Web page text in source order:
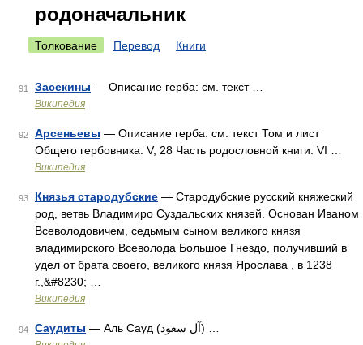
родоначальник
Толкование Перевод Книги
91 Засекины — Описание герба: см. текст …
Википедия
92 Арсеньевы — Описание герба: см. текст Том и лист
Общего гербовника: V, 28 Часть родословной книги: VI …
Википедия
93 Князья стародубские — Стародубские русский княжеский
род, ветвь Владимиро Суздальских князей. Основан Иваном
Всеволодовичем, седьмым сыном великого князя
владимирского Всеволода Большое Гнездо, получивший в
удел от брата своего, великого князя Ярослава , в 1238
г.,&#8230; …
Википедия
94 Саудиты — Аль Сауд (آل سعود) …